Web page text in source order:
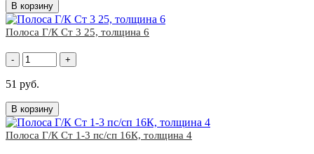
В корзину
Полоса Г/К Ст 3 25, толщина 6
- +
51 руб.
В корзину
Полоса Г/К Ст 1-3 пс/сп 16К, толщина 4